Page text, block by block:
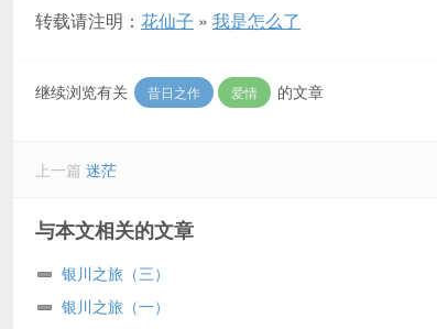
转载请注明： 花仙子 » 我是怎么了
继续浏览有关 昔日之作 爱情 的文章
上一篇 迷茫
与本文相关的文章
银川之旅（三）
银川之旅（一）